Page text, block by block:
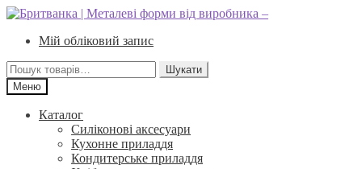
Перейти
навігації
Перейти
вмістуМій обліковий запис
Шукати:
Шукати
Меню
Каталог
Силіконові аксесуари
Кухонне приладдя
Кондитерське приладдя